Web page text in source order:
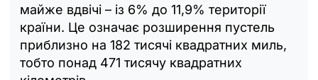
майже вдвічі – із 6% до 11,9% території
країни. Це означає розширення пустель
приблизно на 182 тисячі квадратних миль,
тобто понад 471 тисячу квадратних